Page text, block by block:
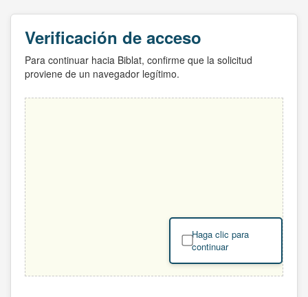
Verificación de acceso
Para continuar hacia Biblat, confirme que la solicitud
proviene de un navegador legítimo.
Haga clic para
continuar